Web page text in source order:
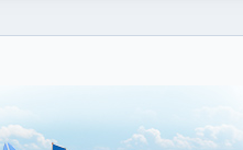
에서 도메인 주소를 확인해 보세요